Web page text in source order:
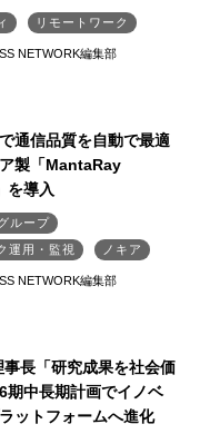
リモートワーク
NETWORK編集部
通信品質を自動で最適
製「MantaRay
導入
ループ
運用・監視
ノキア
NETWORK編集部
事長「研究成果を社会価
中長期計画でイノベ
ットフォームへ進化